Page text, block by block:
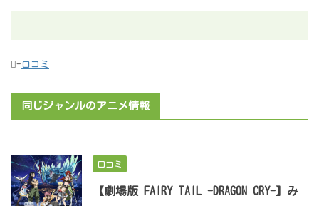
- 口コミ
同じジャンルのアニメ情報
口コミ
【劇場版 FAIRY TAIL -DRAGON CRY-】み